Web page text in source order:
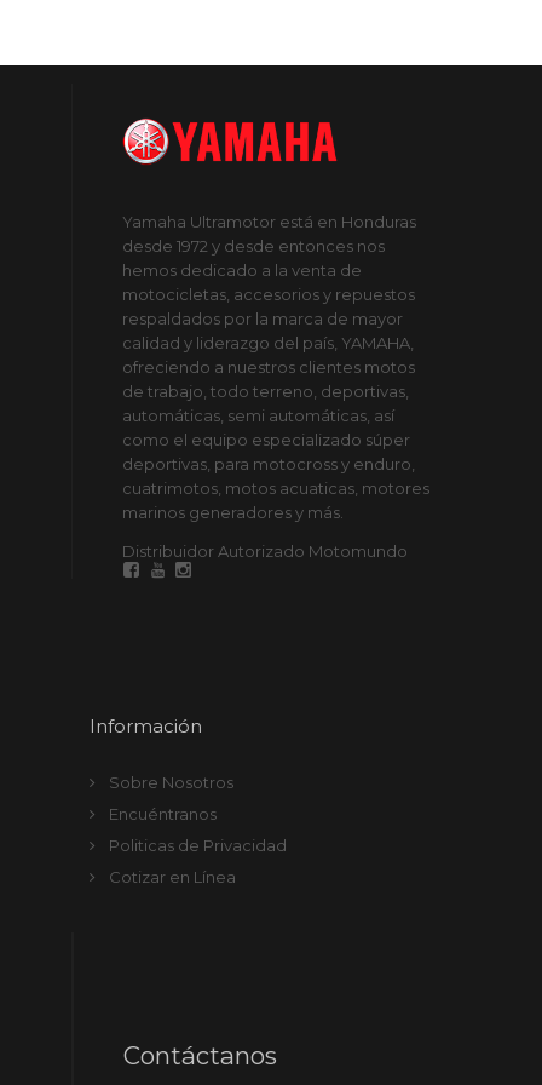
Yamaha Ultramotor está en Honduras
desde 1972 y desde entonces nos
hemos dedicado a la venta de
motocicletas, accesorios y repuestos
respaldados por la marca de mayor
calidad y liderazgo del país, YAMAHA,
ofreciendo a nuestros clientes motos
de trabajo, todo terreno, deportivas,
automáticas, semi automáticas, así
como el equipo especializado súper
deportivas, para motocross y enduro,
cuatrimotos, motos acuaticas, motores
marinos generadores y más.
Distribuidor Autorizado Motomundo
Información
Sobre Nosotros
Encuéntranos
Politicas de Privacidad
Cotizar en Línea
Contáctanos